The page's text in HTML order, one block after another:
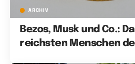
ARCHIV
Bezos, Musk und Co.:
reichsten Menschen